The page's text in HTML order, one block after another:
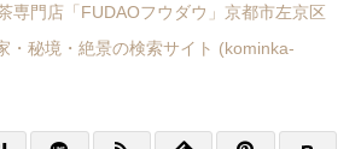
専門店「FUDAOフウダウ」京都市左京区
・秘境・絶景の検索サイト (kominka-